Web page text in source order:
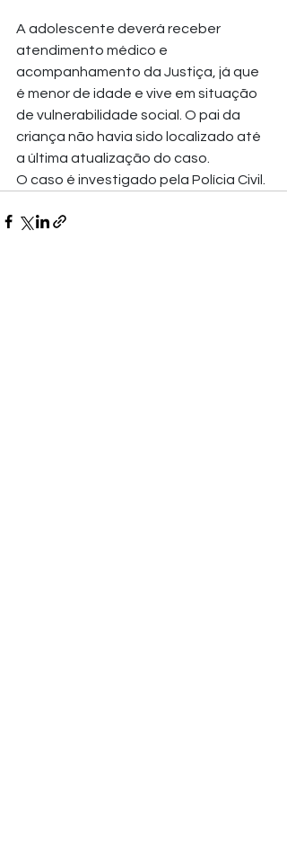
A adolescente deverá receber
atendimento médico e
acompanhamento da Justiça, já que
é menor de idade e vive em situação
de vulnerabilidade social. O pai da
criança não havia sido localizado até
a última atualização do caso.
O caso é investigado pela Polícia Civil.